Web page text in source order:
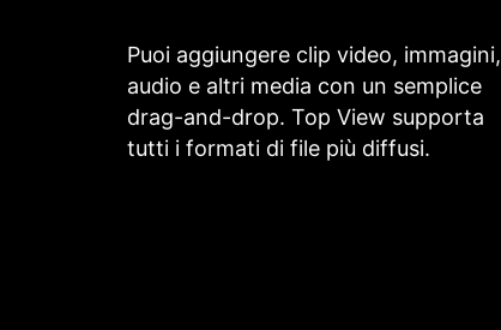
Puoi aggiungere clip video, immagini,
audio e altri media con un semplice
drag-and-drop. Top View supporta
tutti i formati di file più diffusi.